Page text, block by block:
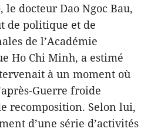
docteur Dao Ngoc Bau,
de politique et de
de l’Académie
Ho Chi Minh, a estimé
à un moment où
Guerre froide
recomposition. Selon lui,
d’une série d’activités